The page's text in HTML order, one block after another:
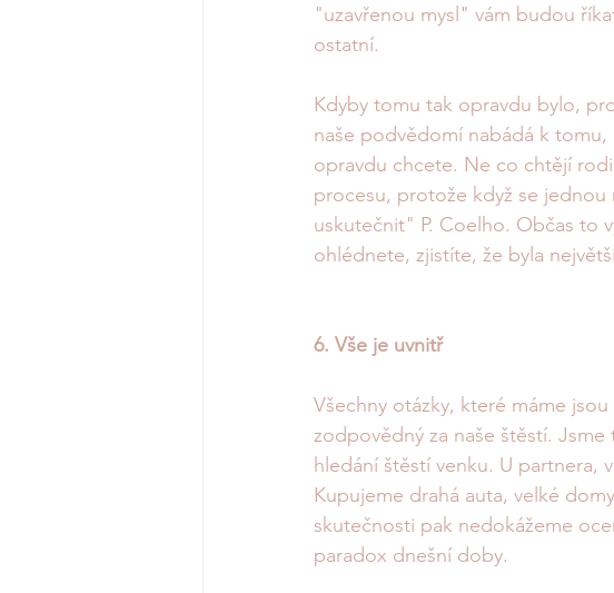
"uzavřenou mysl" vám budou
ostatní.
Kdyby tomu tak opravdu bylo,
naše podvědomí nabádá k
opravdu chcete. Ne co chtějí
procesu, protože když se
uskutečnit" P. Coelho. Občas to
ohlédnete, zjistíte, že byla
6. Vše je uvnitř
Všechny otázky, které máme
zodpovědný za naše štěstí.
hledání štěstí venku. U partnera,
Kupujeme drahá auta, velké
skutečnosti pak nedokážeme
paradox dnešní doby.